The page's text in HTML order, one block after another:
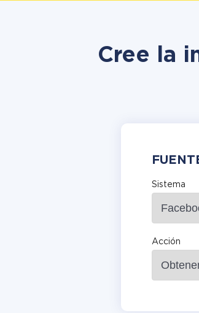
Cree la
Sistema
Acción